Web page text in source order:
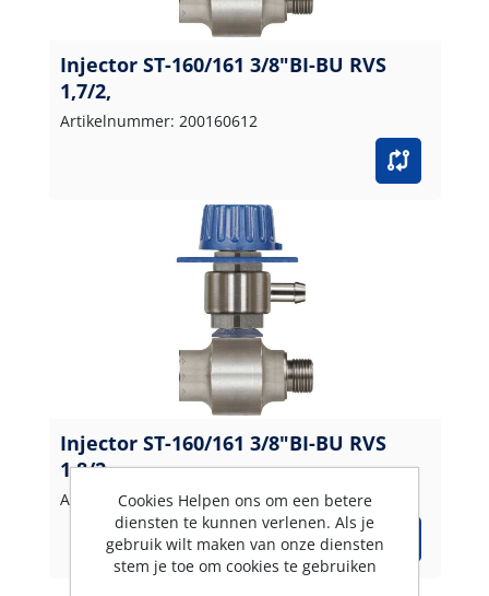
Injector ST-160/161 3/8"BI-BU RVS
1,7/2,
Artikelnummer: 200160612
Injector ST-160/161 3/8"BI-BU RVS
1,8/2,
Artikelnummer: 200160606
Cookies Helpen ons om een betere
diensten te kunnen verlenen. Als je
gebruik wilt maken van onze diensten
stem je toe om cookies te gebruiken